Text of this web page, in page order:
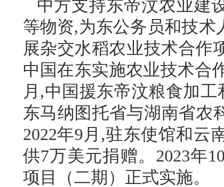
中方支持东帝汶农业建
等物资,为东公务员和技术
展杂交水稻农业技术合作
中国在东实施农业技术合
月,中国援东帝汶粮食加
东马纳图托省与湖南省农
2022年9月,驻东使馆和云
供7万美元捐赠。2023年
项目（二期）正式实施。